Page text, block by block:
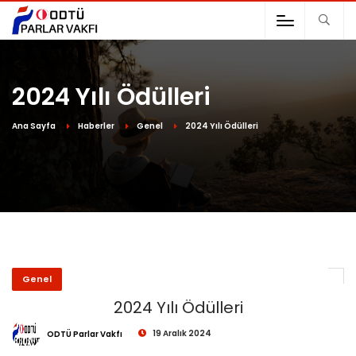
2024 Yılı Ödülleri
Ana Sayfa Haberler Genel 2024 Yılı Ödülleri
Genel
2024 Yılı Ödülleri
ODTÜ Parlar Vakfı 19 Aralık 2024